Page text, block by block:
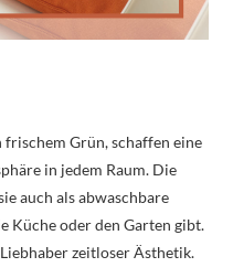
Grün, schaffen eine
in jedem Raum. Die
auch als abwaschbare
Küche oder den Garten gibt.
zeitloser Ästhetik.